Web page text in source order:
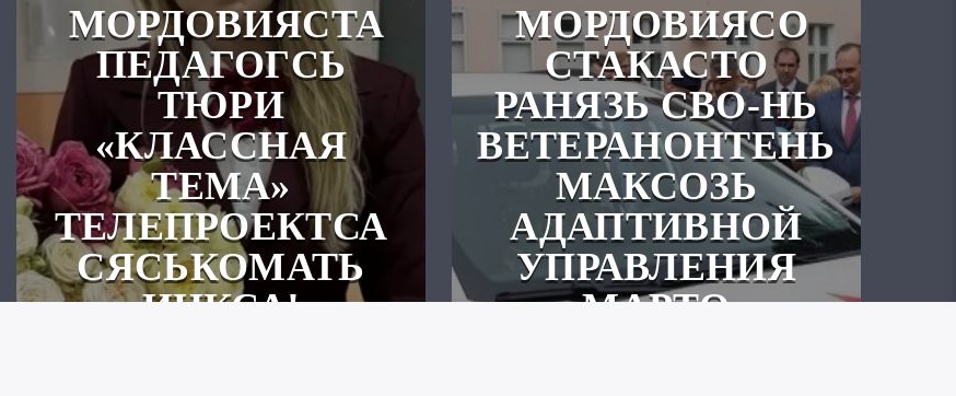
МОРДОВИЯСТА
ПЕДАГОГСЬ
ТЮРИ
«КЛАССНАЯ
ТЕМА»
ТЕЛЕПРОЕКТСА
СЯСЬКОМАТЬ
ИНКСА!
МОРДОВИЯСО
СТАКАСТО
РАНЯЗЬ СВО-НЬ
ВЕТЕРАНОНТЕНЬ
МАКСОЗЬ
АДАПТИВНОЙ
УПРАВЛЕНИЯ
МАРТО